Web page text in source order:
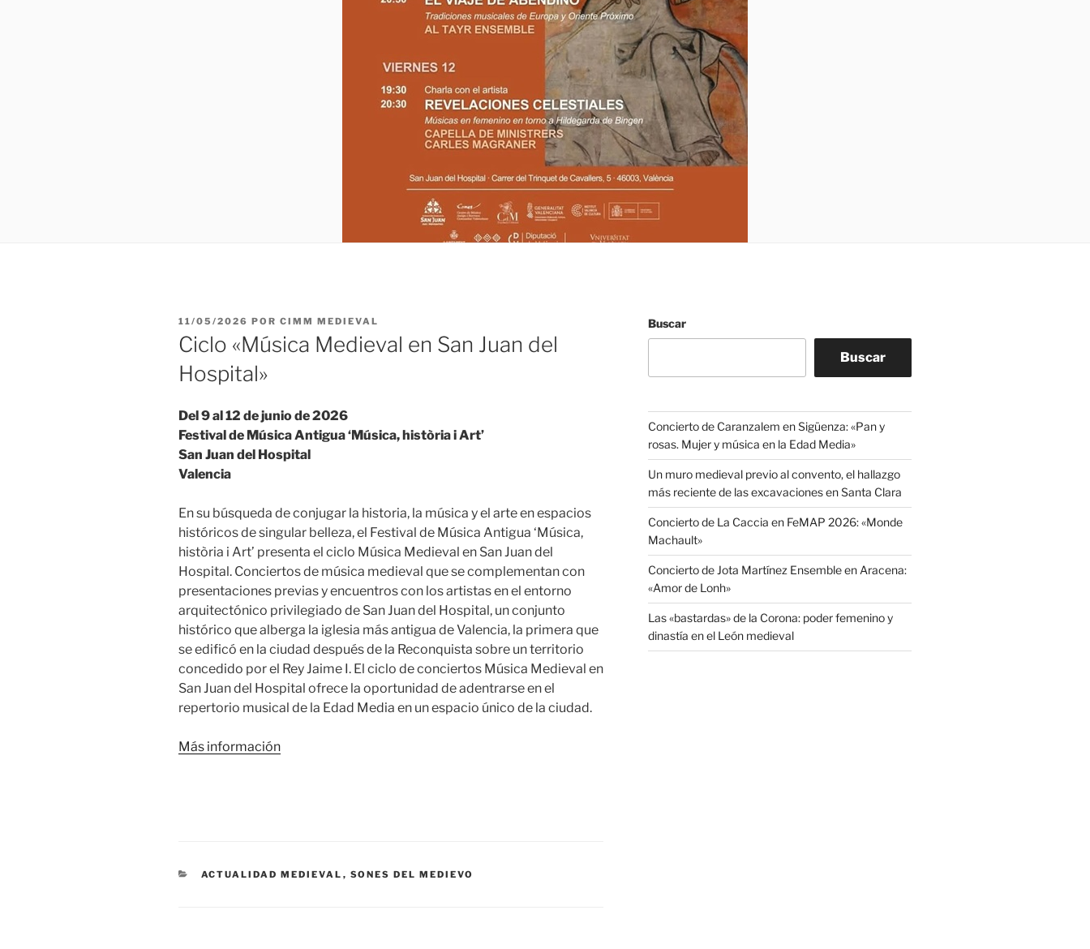
PUBLICADO
EL
11/05/2026 POR CIMM MEDIEVAL
Ciclo «Música Medieval en San Juan del
Hospital»
Del 9 al 12 de junio de 2026
Festival de Música Antigua ‘Música, història i Art’
San Juan del Hospital
Valencia
En su búsqueda de conjugar la historia, la música y el arte en espacios
históricos de singular belleza, el Festival de Música Antigua ‘Música,
història i Art’ presenta el ciclo Música Medieval en San Juan del
Hospital. Conciertos de música medieval que se complementan con
presentaciones previas y encuentros con los artistas en el entorno
arquitectónico privilegiado de San Juan del Hospital, un conjunto
histórico que alberga la iglesia más antigua de Valencia, la primera que
se edificó en la ciudad después de la Reconquista sobre un territorio
concedido por el Rey Jaime I. El ciclo de conciertos Música Medieval en
San Juan del Hospital ofrece la oportunidad de adentrarse en el
repertorio musical de la Edad Media en un espacio único de la ciudad.
Más información
CATEGORÍAS
ACTUALIDAD MEDIEVAL , SONES DEL MEDIEVO
Buscar
Buscar
Concierto de Caranzalem en Sigüenza: «Pan y
rosas. Mujer y música en la Edad Media»
Un muro medieval previo al convento, el hallazgo
más reciente de las excavaciones en Santa Clara
Concierto de La Caccia en FeMAP 2026: «Monde
Machault»
Concierto de Jota Martínez Ensemble en Aracena:
«Amor de Lonh»
Las «bastardas» de la Corona: poder femenino y
dinastía en el León medieval